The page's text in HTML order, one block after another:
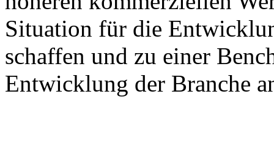
Situation für die
schaffen und zu einer
Entwicklung der Branche